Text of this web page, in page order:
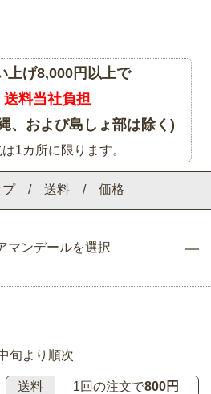
プ / 送料 / 価格
マンデールを選択
旬より順次
送料 1回の注文で800円
上げ8,000円以上で
送料当社負担
、および島しょ部は除く)
1カ所に限ります。